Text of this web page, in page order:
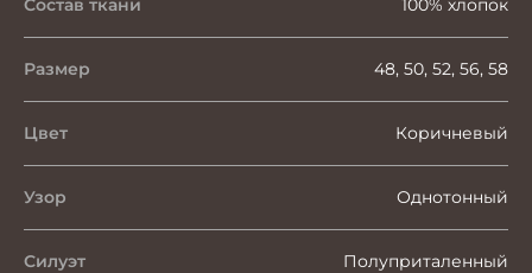
Состав ткани 100% хлопок
Размер 48, 50, 52, 56, 58
Цвет Коричневый
Узор Однотонный
Силуэт Полуприталенный